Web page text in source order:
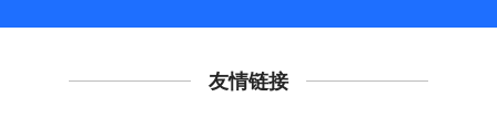
友情链接